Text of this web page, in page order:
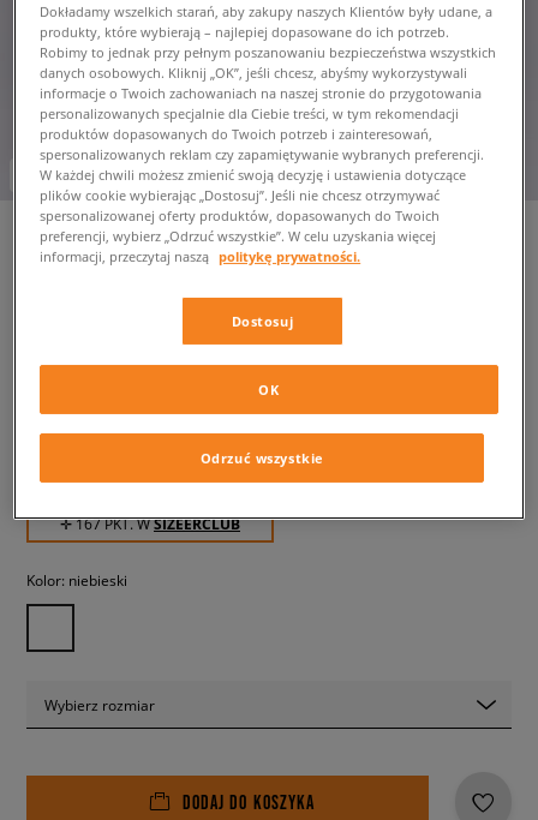
-10% za min. 350 zł kod: LUCK
JORDAN SPODNIE M J BRKLN
166,99 zł
(Najniższa cena z 30 dni przed obniżką)
✛ 167 PKT. WSIZEERCLUB
Kolor: niebieski
Wybierz rozmiar
DODAJ DO KOSZYKA
Dokładamy wszelkich starań, aby zakupy naszych Klientów były udane, a
produkty, które wybierają – najlepiej dopasowane do ich potrzeb.
Robimy to jednak przy pełnym poszanowaniu bezpieczeństwa wszystkich
danych osobowych. Kliknij „OK”, jeśli chcesz, abyśmy wykorzystywali
informacje o Twoich zachowaniach na naszej stronie do przygotowania
personalizowanych specjalnie dla Ciebie treści, w tym rekomendacji
produktów dopasowanych do Twoich potrzeb i zainteresowań,
spersonalizowanych reklam czy zapamiętywanie wybranych preferencji.
W każdej chwili możesz zmienić swoją decyzję i ustawienia dotyczące
plików cookie wybierając „Dostosuj”. Jeśli nie chcesz otrzymywać
spersonalizowanej oferty produktów, dopasowanych do Twoich
preferencji, wybierz „Odrzuć wszystkie”. W celu uzyskania więcej
informacji, przeczytaj naszą politykę prywatności.
Dostosuj
Odrzuć wszystkie
OK